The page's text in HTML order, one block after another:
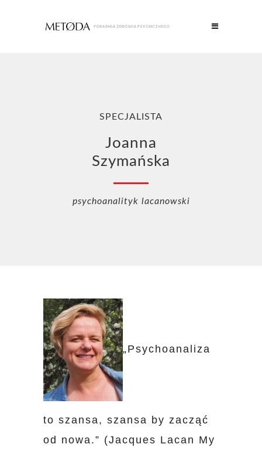
SPECJALISTA
Joanna
Szymańska
psychoanalityk lacanowski
„Psychoanaliza
to szansa, szansa by zacząć
od nowa.” (Jacques Lacan My